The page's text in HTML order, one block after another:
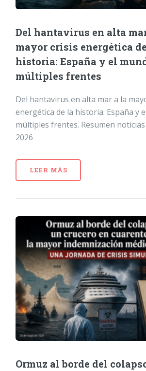
Del hantavirus en alta
mayor crisis energética
historia: España y el
múltiples frentes
Del hantavirus en alta mar a la
energética de la historia: España y
múltiples frentes. Resumen noticias
2026
LEER MÁS
Ormuz al borde del